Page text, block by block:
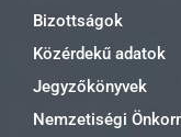
Bizottságok
Közérdekű adatok
Jegyzőkönyvek
Nemzetiségi